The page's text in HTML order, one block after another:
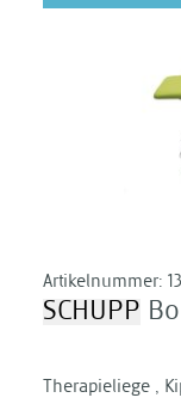
Artikelnummer:
SCHUPP
Therapieliege ,